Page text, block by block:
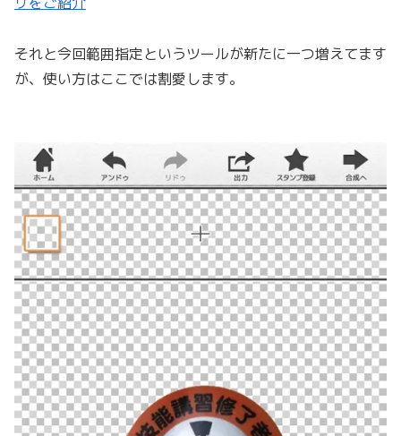
それと今回範囲指定というツールが新たに一つ増えてます
が、使い方はここでは割愛します。